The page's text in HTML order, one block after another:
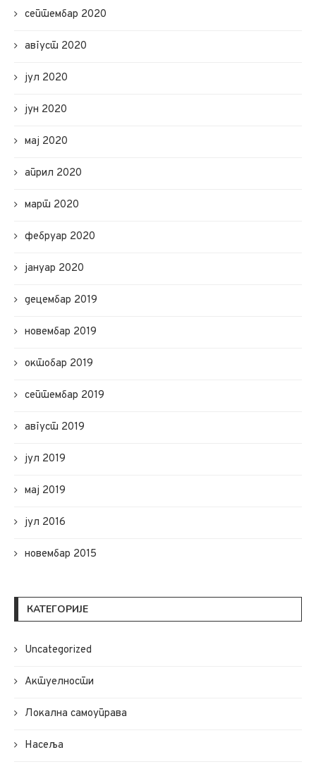
септембар 2020
август 2020
јул 2020
јун 2020
мај 2020
април 2020
март 2020
фебруар 2020
јануар 2020
децембар 2019
новембар 2019
октобар 2019
септембар 2019
август 2019
јул 2019
мај 2019
јул 2016
новембар 2015
КАТЕГОРИЈЕ
Uncategorized
Актуелности
Локална самоуправа
Насеља